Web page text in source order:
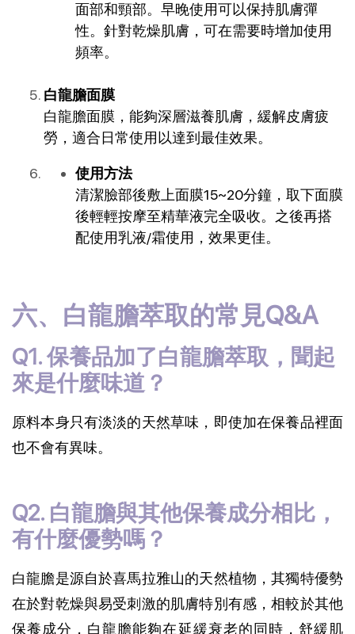
面部和頸部。早晚使用可以保持肌膚彈
性。針對乾燥肌膚，可在需要時增加使用
頻率。
白龍膽面膜
白龍膽面膜，能夠深層滋養肌膚，緩解皮膚疲
勞，適合日常使用以達到最佳效果。
使用方法
清潔臉部後敷上面膜15~20分鐘，取下面膜
後輕輕按摩至精華液完全吸收。之後再搭
配使用乳液/霜使用，效果更佳。
六、白龍膽萃取的常見Q&A
Q1. 保養品加了白龍膽萃取，聞起
來是什麼味道？
原料本身只有淡淡的天然草味，即使加在保養品裡面
也不會有異味。
Q2. 白龍膽與其他保養成分相比，
有什麼優勢嗎？
白龍膽是源自於喜馬拉雅山的天然植物，其獨特優勢
在於對乾燥與易受刺激的肌膚特別有感，相較於其他
保養成分，白龍膽能夠在延緩衰老的同時，舒緩肌